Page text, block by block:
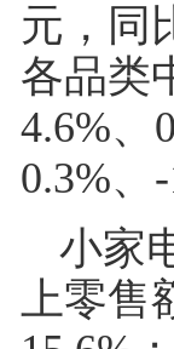
元，同
各品类
4.6%、
0.3%、
小家
上零售